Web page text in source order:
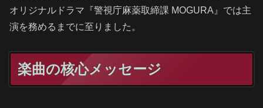
オリジナルドラマ『警視庁麻薬取締課 MOGURA』では主
演を務めるまでに至りました。
楽曲の核心メッセージ